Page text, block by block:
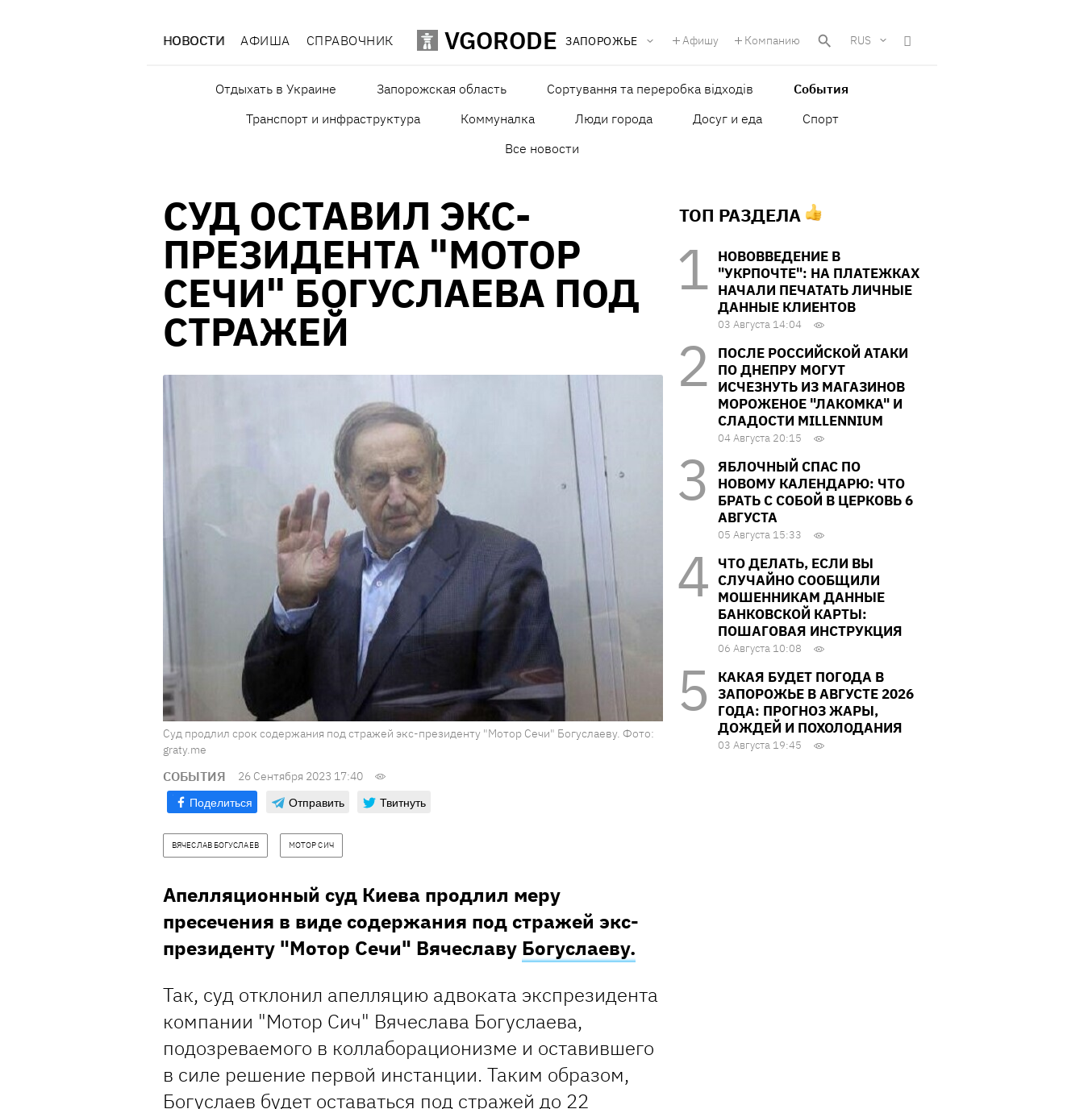
НОВОСТИ АФИША СПРАВОЧНИК VGORODE ЗАПОРОЖЬЕ Афишу Компанию RUS
Отдыхать в Украине Запорожская область Сортування та переробка відходів
События
Транспорт и инфраструктура
Коммуналка Люди города Досуг и еда
Спорт
Все новости
СУД ОСТАВИЛ ЭКС-
ПРЕЗИДЕНТА "МОТОР
СЕЧИ" БОГУСЛАЕВА ПОД
СТРАЖЕЙ
Суд продлил срок содержания под стражей экс-президенту "Мотор Сечи" Богуслаеву. Фото:
graty.me
СОБЫТИЯ 26 Сентября 2023 17:40
Поделиться Отправить Твитнуть
ВЯЧЕСЛАВ БОГУСЛАЕВ МОТОР СИЧ
Апелляционный суд Киева продлил меру
пресечения в виде содержания под стражей экс-
президенту "Мотор Сечи" Вячеславу Богуслаеву.
Так, суд отклонил апелляцию адвоката экспрезидента
компании "Мотор Сич" Вячеслава Богуслаева,
подозреваемого в коллаборационизме и оставившего
в силе решение первой инстанции. Таким образом,
Богуслаев будет оставаться под стражей до 22
ТОП РАЗДЕЛА
НОВОВВЕДЕНИЕ В
"УКРПОЧТЕ": НА ПЛАТЕЖКАХ
НАЧАЛИ ПЕЧАТАТЬ ЛИЧНЫЕ
ДАННЫЕ КЛИЕНТОВ
03 Августа 14:04
ПОСЛЕ РОССИЙСКОЙ АТАКИ
ПО ДНЕПРУ МОГУТ
ИСЧЕЗНУТЬ ИЗ МАГАЗИНОВ
МОРОЖЕНОЕ "ЛАКОМКА" И
СЛАДОСТИ MILLENNIUM
04 Августа 20:15
ЯБЛОЧНЫЙ СПАС ПО
НОВОМУ КАЛЕНДАРЮ: ЧТО
БРАТЬ С СОБОЙ В ЦЕРКОВЬ 6
АВГУСТА
05 Августа 15:33
ЧТО ДЕЛАТЬ, ЕСЛИ ВЫ
СЛУЧАЙНО СООБЩИЛИ
МОШЕННИКАМ ДАННЫЕ
БАНКОВСКОЙ КАРТЫ:
ПОШАГОВАЯ ИНСТРУКЦИЯ
06 Августа 10:08
КАКАЯ БУДЕТ ПОГОДА В
ЗАПОРОЖЬЕ В АВГУСТЕ 2026
ГОДА: ПРОГНОЗ ЖАРЫ,
ДОЖДЕЙ И ПОХОЛОДАНИЯ
03 Августа 19:45